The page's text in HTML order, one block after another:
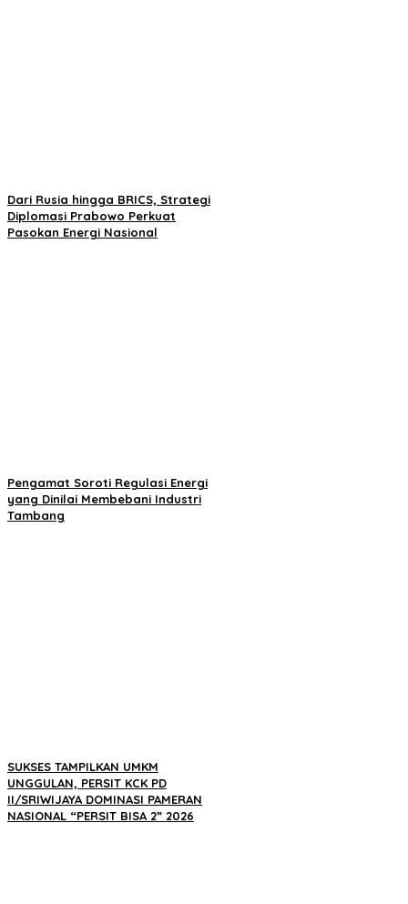
Dari Rusia hingga BRICS, Strategi
Diplomasi Prabowo Perkuat
Pasokan Energi Nasional
Pengamat Soroti Regulasi Energi
yang Dinilai Membebani Industri
Tambang
SUKSES TAMPILKAN UMKM
UNGGULAN, PERSIT KCK PD
II/SRIWIJAYA DOMINASI PAMERAN
NASIONAL “PERSIT BISA 2” 2026